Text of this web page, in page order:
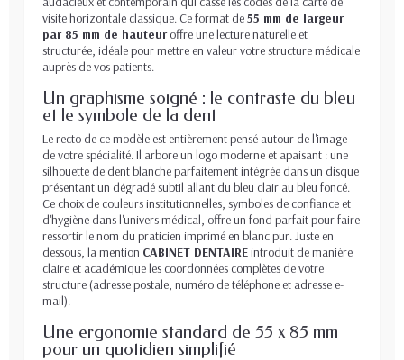
visite horizontale classique. Ce format de55 mm de largeur
par 85 mm de hauteuroffre une lecture naturelle et
structurée, idéale pour mettre en valeur votre structure médicale
auprès de vos patients.
Un graphisme soigné : le contraste du bleu
et le symbole de la dent
Le recto de ce modèle est entièrement pensé autour de l'image
de votre spécialité. Il arbore un logo moderne et apaisant : une
silhouette de dent blanche parfaitement intégrée dans un disque
présentant un dégradé subtil allant du bleu clair au bleu foncé.
Ce choix de couleurs institutionnelles, symboles de confiance et
d'hygiène dans l'univers médical, offre un fond parfait pour faire
ressortir le nom du praticien imprimé en blanc pur. Juste en
dessous, la mention CABINET DENTAIREintroduit de manière
claire et académique les coordonnées complètes de votre
structure (adresse postale, numéro de téléphone et adresse e-
mail).
Une ergonomie standard de 55 x 85 mm
pour un quotidien simplifié